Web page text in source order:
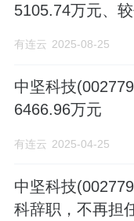
5105.74万元、
有连云 2025-08-25
中坚科技
6466.96万元
有连云 2025-04-25
中坚科技
科辞职，不再担